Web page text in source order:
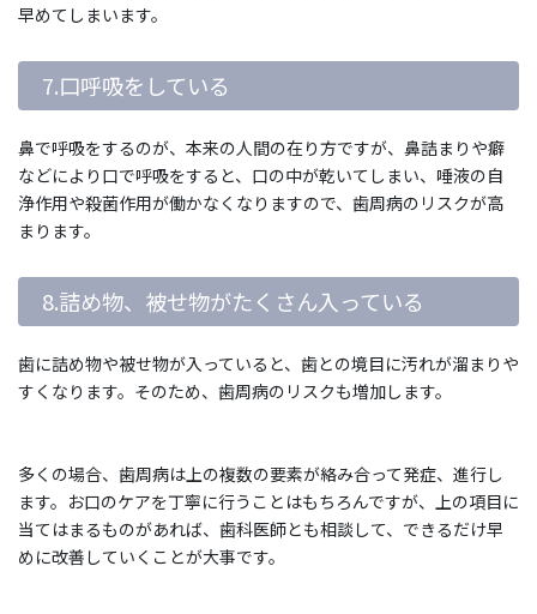
早めてしまいます。
7.口呼吸をしている
鼻で呼吸をするのが、本来の人間の在り方ですが、鼻詰まりや癖
などにより口で呼吸をすると、口の中が乾いてしまい、唾液の自
浄作用や殺菌作用が働かなくなりますので、歯周病のリスクが高
まります。
8.詰め物、被せ物がたくさん入っている
歯に詰め物や被せ物が入っていると、歯との境目に汚れが溜まりや
すくなります。そのため、歯周病のリスクも増加します。
多くの場合、歯周病は上の複数の要素が絡み合って発症、進行し
ます。お口のケアを丁寧に行うことはもちろんですが、上の項目に
当てはまるものがあれば、歯科医師とも相談して、できるだけ早
めに改善していくことが大事です。